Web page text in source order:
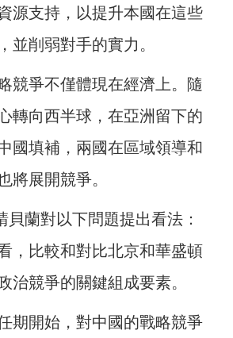
源支持，以提升本國在這些
並削弱對手的實力。
競爭不僅體現在經濟上。隨
轉向西半球，在亞洲留下的
國填補，兩國在區域領導和
將展開競爭。
貝蘭對以下問題提出看法：
，比較和對比北京和華盛頓
治競爭的關鍵組成要素。
期開始，對中國的戰略競爭